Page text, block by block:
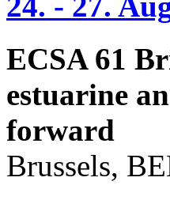
ECSA 61
estuarine
forward
Brussels,